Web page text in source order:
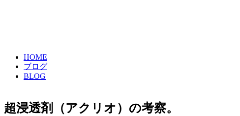
HOME
ブログ
BLOG
超浸透剤（アクリオ）の考察。